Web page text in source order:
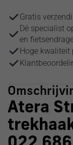
Gratis
Dé specialist
en
Hoge kwaliteit
Atera